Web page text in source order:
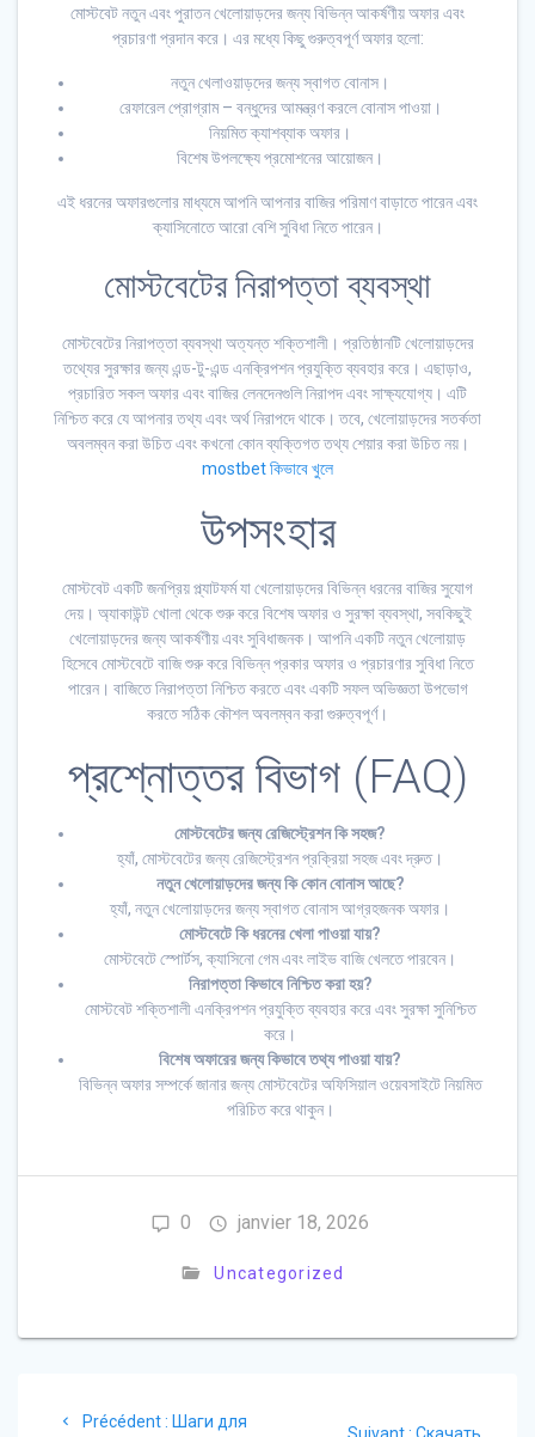
মোস্টবেট নতুন এবং পুরাতন খেলোয়াড়দের জন্য বিভিন্ন আকর্ষণীয় অফার এবং
প্রচারণা প্রদান করে। এর মধ্যে কিছু গুরুত্বপূর্ণ অফার হলো:
নতুন খেলাওয়াড়দের জন্য স্বাগত বোনাস।
রেফারেল প্রোগ্রাম – বন্ধুদের আমন্ত্রণ করলে বোনাস পাওয়া।
নিয়মিত ক্যাশব্যাক অফার।
বিশেষ উপলক্ষ্যে প্রমোশনের আয়োজন।
এই ধরনের অফারগুলোর মাধ্যমে আপনি আপনার বাজির পরিমাণ বাড়াতে পারেন এবং
ক্যাসিনোতে আরো বেশি সুবিধা নিতে পারেন।
মোস্টবেটের নিরাপত্তা ব্যবস্থা
মোস্টবেটের নিরাপত্তা ব্যবস্থা অত্যন্ত শক্তিশালী। প্রতিষ্ঠানটি খেলোয়াড়দের
তথ্যের সুরক্ষার জন্য এন্ড-টু-এন্ড এনক্রিপশন প্রযুক্তি ব্যবহার করে। এছাড়াও,
প্রচারিত সকল অফার এবং বাজির লেনদেনগুলি নিরাপদ এবং সাক্ষ্যযোগ্য। এটি
নিশ্চিত করে যে আপনার তথ্য এবং অর্থ নিরাপদে থাকে। তবে, খেলোয়াড়দের সতর্কতা
অবলম্বন করা উচিত এবং কখনো কোন ব্যক্তিগত তথ্য শেয়ার করা উচিত নয়।
mostbet কিভাবে খুলে
উপসংহার
মোস্টবেট একটি জনপ্রিয় প্ল্যাটফর্ম যা খেলোয়াড়দের বিভিন্ন ধরনের বাজির সুযোগ
দেয়। অ্যাকাউন্ট খোলা থেকে শুরু করে বিশেষ অফার ও সুরক্ষা ব্যবস্থা, সবকিছুই
খেলোয়াড়দের জন্য আকর্ষণীয় এবং সুবিধাজনক। আপনি একটি নতুন খেলোয়াড়
হিসেবে মোস্টবেটে বাজি শুরু করে বিভিন্ন প্রকার অফার ও প্রচারণার সুবিধা নিতে
পারেন। বাজিতে নিরাপত্তা নিশ্চিত করতে এবং একটি সফল অভিজ্ঞতা উপভোগ
করতে সঠিক কৌশল অবলম্বন করা গুরুত্বপূর্ণ।
প্রশ্নোত্তর বিভাগ (FAQ)
মোস্টবেটের জন্য রেজিস্ট্রেশন কি সহজ?
হ্যাঁ, মোস্টবেটের জন্য রেজিস্ট্রেশন প্রক্রিয়া সহজ এবং দ্রুত।
নতুন খেলোয়াড়দের জন্য কি কোন বোনাস আছে?
হ্যাঁ, নতুন খেলোয়াড়দের জন্য স্বাগত বোনাস আগ্রহজনক অফার।
মোস্টবেটে কি ধরনের খেলা পাওয়া যায়?
মোস্টবেটে স্পোর্টস, ক্যাসিনো গেম এবং লাইভ বাজি খেলতে পারবেন।
নিরাপত্তা কিভাবে নিশ্চিত করা হয়?
মোস্টবেট শক্তিশালী এনক্রিপশন প্রযুক্তি ব্যবহার করে এবং সুরক্ষা সুনিশ্চিত
করে।
বিশেষ অফারের জন্য কিভাবে তথ্য পাওয়া যায়?
বিভিন্ন অফার সম্পর্কে জানার জন্য মোস্টবেটের অফিসিয়াল ওয়েবসাইটে নিয়মিত
পরিচিত করে থাকুন।
0 janvier 18, 2026
Uncategorized
Précédent : Article
Шаги для
Article